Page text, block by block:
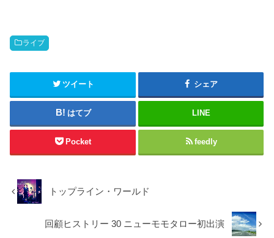
ライブ
ツイート シェア
はてブ LINE
Pocket feedly
トップライン・ワールド
回顧ヒストリー 30 ニューモモタロー初出演